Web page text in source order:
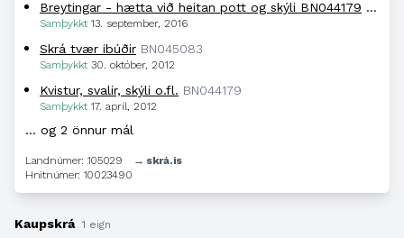
Breytingar - hætta við heitan pott og skýli BN044179
Samþykkt 13. september, 2016
Skrá tvær ibúðir BN045083
Samþykkt 30. október, 2012
Kvistur, svalir, skýli o.fl. BN044179
Samþykkt 17. apríl, 2012
… og 2 önnur mál
Landnúmer: 105029
→ skrá.is
Hnitnúmer: 10023490
Kaupskrá 1 eign